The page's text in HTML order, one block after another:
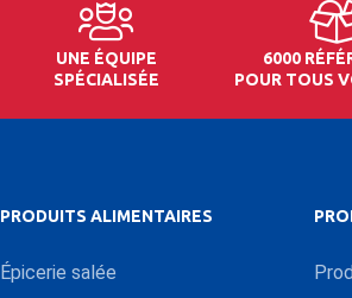
UNE ÉQUIPE
SPÉCIALISÉE
6000
POUR TOUS
PRODUITS ALIMENTAIRES
Épicerie salée